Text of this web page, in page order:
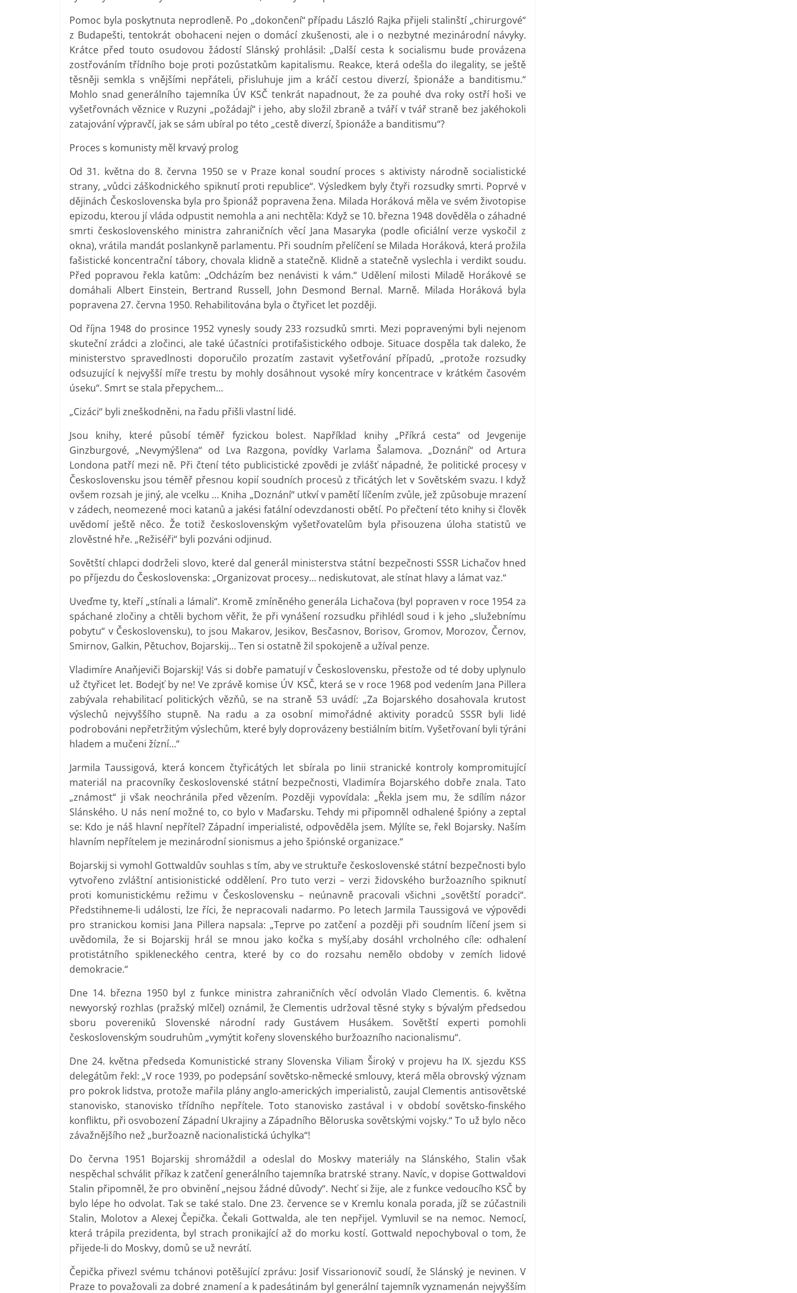
Pomoc byla poskytnuta neprodleně. Po „dokončení“ případu László Rajka přijeli stalinští „chirurgové“
z Budapešti, tentokrát obohaceni nejen o domácí zkušenosti, ale i o nezbytné mezinárodní návyky.
Krátce před touto osudovou žádostí Slánský prohlásil: „Další cesta k socialismu bude provázena
zostřováním třídního boje proti pozůstatkům kapitalismu. Reakce, která odešla do ilegality, se ještě
těsněji semkla s vnějšími nepřáteli, přisluhuje jim a kráčí cestou diverzí, špionáže a banditismu.“
Mohlo snad generálního tajemníka ÚV KSČ tenkrát napadnout, že za pouhé dva roky ostří hoši ve
vyšetřovnách věznice v Ruzyni „požádají“ i jeho, aby složil zbraně a tváří v tvář straně bez jakéhokoli
zatajování výpravčí, jak se sám ubíral po této „cestě diverzí, špionáže a banditismu“?
Proces s komunisty měl krvavý prolog
Od 31. května do 8. června 1950 se v Praze konal soudní proces s aktivisty národně socialistické
strany, „vůdci záškodnického spiknutí proti republice“. Výsledkem byly čtyři rozsudky smrti. Poprvé v
dějinách Československa byla pro špionáž popravena žena. Milada Horáková měla ve svém životopise
epizodu, kterou jí vláda odpustit nemohla a ani nechtěla: Když se 10. března 1948 dověděla o záhadné
smrti československého ministra zahraničních věcí Jana Masaryka (podle oficiální verze vyskočil z
okna), vrátila mandát poslankyně parlamentu. Při soudním přelíčení se Milada Horáková, která prožila
fašistické koncentrační tábory, chovala klidně a statečně. Klidně a statečně vyslechla i verdikt soudu.
Před popravou řekla katům: „Odcházím bez nenávisti k vám.“ Udělení milosti Miladě Horákové se
domáhali Albert Einstein, Bertrand Russell, John Desmond Bernal. Marně. Milada Horáková byla
popravena 27. června 1950. Rehabilitována byla o čtyřicet let později.
Od října 1948 do prosince 1952 vynesly soudy 233 rozsudků smrti. Mezi popravenými byli nejenom
skuteční zrádci a zločinci, ale také účastníci protifašistického odboje. Situace dospěla tak daleko, že
ministerstvo spravedlnosti doporučilo prozatím zastavit vyšetřování případů, „protože rozsudky
odsuzující k nejvyšší míře trestu by mohly dosáhnout vysoké míry koncentrace v krátkém časovém
úseku“. Smrt se stala přepychem…
„Cizáci“ byli zneškodněni, na řadu přišli vlastní lidé.
Jsou knihy, které působí téměř fyzickou bolest. Například knihy „Příkrá cesta“ od Jevgenije
Ginzburgové, „Nevymýšlena“ od Lva Razgona, povídky Varlama Šalamova. „Doznání“ od Artura
Londona patří mezi ně. Při čtení této publicistické zpovědi je zvlášť nápadné, že politické procesy v
Československu jsou téměř přesnou kopií soudních procesů z třicátých let v Sovětském svazu. I když
ovšem rozsah je jiný, ale vcelku … Kniha „Doznání“ utkví v pamětí líčením zvůle, jež způsobuje mrazení
v zádech, neomezené moci katanů a jakési fatální odevzdanosti obětí. Po přečtení této knihy si člověk
uvědomí ještě něco. Že totiž československým vyšetřovatelům byla přisouzena úloha statistů ve
zlověstné hře. „Režiséři“ byli pozváni odjinud.
Sovětští chlapci dodrželi slovo, které dal generál ministerstva státní bezpečnosti SSSR Lichačov hned
po příjezdu do Československa: „Organizovat procesy… nediskutovat, ale stínat hlavy a lámat vaz.“
Uveďme ty, kteří „stínali a lámali“. Kromě zmíněného generála Lichačova (byl popraven v roce 1954 za
spáchané zločiny a chtěli bychom věřit, že při vynášení rozsudku přihlédl soud i k jeho „služebnímu
pobytu“ v Československu), to jsou Makarov, Jesikov, Besčasnov, Borisov, Gromov, Morozov, Černov,
Smirnov, Galkin, Pětuchov, Bojarskij… Ten si ostatně žil spokojeně a užíval penze.
Vladimíre Anaňjeviči Bojarskij! Vás si dobře pamatují v Československu, přestože od té doby uplynulo
už čtyřicet let. Bodejť by ne! Ve zprávě komise ÚV KSČ, která se v roce 1968 pod vedením Jana Pillera
zabývala rehabilitací politických vězňů, se na straně 53 uvádí: „Za Bojarského dosahovala krutost
výslechů nejvyššího stupně. Na radu a za osobní mimořádné aktivity poradců SSSR byli lidé
podrobováni nepřetržitým výslechům, které byly doprovázeny bestiálním bitím. Vyšetřovaní byli týráni
hladem a mučeni žízní…“
Jarmila Taussigová, která koncem čtyřicátých let sbírala po linii stranické kontroly kompromitující
materiál na pracovníky československé státní bezpečnosti, Vladimíra Bojarského dobře znala. Tato
„známost“ ji však neochránila před vězením. Později vypovídala: „Řekla jsem mu, že sdílím názor
Slánského. U nás není možné to, co bylo v Maďarsku. Tehdy mi připomněl odhalené špióny a zeptal
se: Kdo je náš hlavní nepřítel? Západní imperialisté, odpověděla jsem. Mýlíte se, řekl Bojarsky. Naším
hlavním nepřítelem je mezinárodní sionismus a jeho špiónské organizace.“
Bojarskij si vymohl Gottwaldův souhlas s tím, aby ve struktuře československé státní bezpečnosti bylo
vytvořeno zvláštní antisionistické oddělení. Pro tuto verzi – verzi židovského buržoazního spiknutí
proti komunistickému režimu v Československu – neúnavně pracovali všichni „sovětští poradci“.
Předstihneme-li události, lze říci, že nepracovali nadarmo. Po letech Jarmila Taussigová ve výpovědi
pro stranickou komisi Jana Pillera napsala: „Teprve po zatčení a později při soudním líčení jsem si
uvědomila, že si Bojarskij hrál se mnou jako kočka s myší,aby dosáhl vrcholného cíle: odhalení
protistátního spikleneckého centra, které by co do rozsahu nemělo obdoby v zemích lidové
demokracie.“
Dne 14. března 1950 byl z funkce ministra zahraničních věcí odvolán Vlado Clementis. 6. května
newyorský rozhlas (pražský mlčel) oznámil, že Clementis udržoval těsné styky s bývalým předsedou
sboru povereniků Slovenské národní rady Gustávem Husákem. Sovětští experti pomohli
československým soudruhům „vymýtit kořeny slovenského buržoazního nacionalismu“.
Dne 24. května předseda Komunistické strany Slovenska Viliam Široký v projevu ha IX. sjezdu KSS
delegátům řekl: „V roce 1939, po podepsání sovětsko-německé smlouvy, která měla obrovský význam
pro pokrok lidstva, protože mařila plány anglo-amerických imperialistů, zaujal Clementis antisovětské
stanovisko, stanovisko třídního nepřítele. Toto stanovisko zastával i v období sovětsko-finského
konfliktu, při osvobození Západní Ukrajiny a Západního Běloruska sovětskými vojsky.“ To už bylo něco
závažnějšího než „buržoazně nacionalistická úchylka“!
Do června 1951 Bojarskij shromáždil a odeslal do Moskvy materiály na Slánského, Stalin však
nespěchal schválit příkaz k zatčení generálního tajemníka bratrské strany. Navíc, v dopise Gottwaldovi
Stalin připomněl, že pro obvinění „nejsou žádné důvody“. Nechť si žije, ale z funkce vedoucího KSČ by
bylo lépe ho odvolat. Tak se také stalo. Dne 23. července se v Kremlu konala porada, jíž se zúčastnili
Stalin, Molotov a Alexej Čepička. Čekali Gottwalda, ale ten nepřijel. Vymluvil se na nemoc. Nemocí,
která trápila prezidenta, byl strach pronikající až do morku kostí. Gottwald nepochyboval o tom, že
přijede-li do Moskvy, domů se už nevrátí.
Čepička přivezl svému tchánovi potěšující zprávu: Josif Vissarionovič soudí, že Slánský je nevinen. V
Praze to považovali za dobré znamení a k padesátinám byl generální tajemník vyznamenán nejvyšším